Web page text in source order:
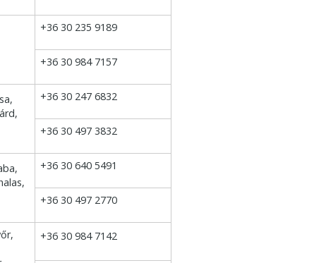
+36 30 235 9189
+36 30 984 7157
+36 30 247 6832
+36 30 497 3832
+36 30 640 5491
+36 30 497 2770
+36 30 984 7142